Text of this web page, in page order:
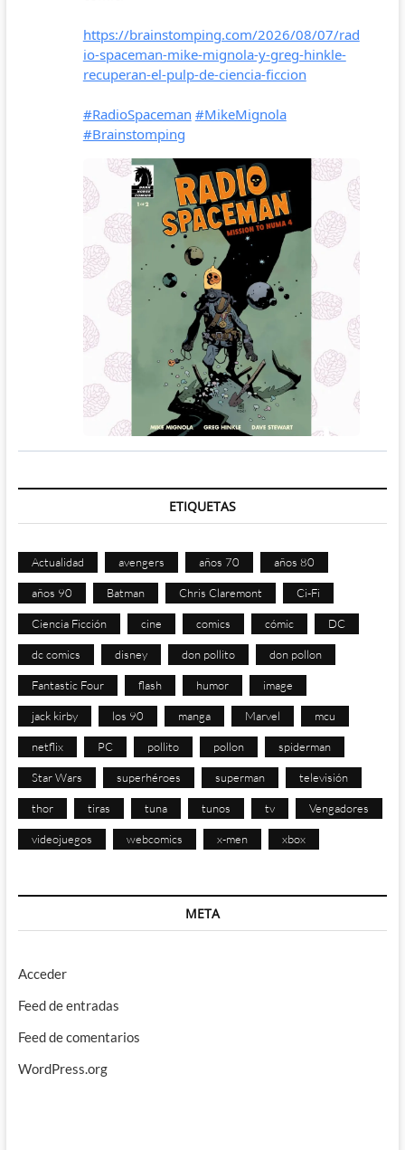
ETIQUETAS
Actualidad avengers años 70 años 80
años 90 Batman Chris Claremont Ci-Fi
Ciencia Ficción cine comics cómic DC
dc comics disney don pollito don pollon
Fantastic Four flash humor image
jack kirby los 90 manga Marvel mcu
netflix PC pollito pollon spiderman
Star Wars superhéroes superman televisión
thor tiras tuna tunos tv Vengadores
videojuegos webcomics x-men xbox
META
Acceder
Feed de entradas
Feed de comentarios
WordPress.org